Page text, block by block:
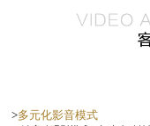
>多元化影音模式